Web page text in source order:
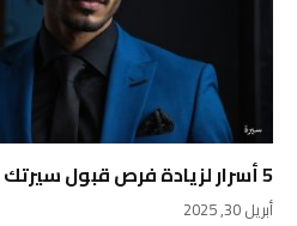
5 أسرار لزيادة فرص قبول سيرتك الذاتية في 824
أبريل 30, 2025